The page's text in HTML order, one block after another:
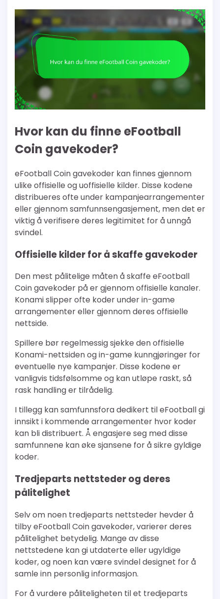
Hvor kan du finne eFootball
Coin gavekoder?
eFootball Coin gavekoder kan finnes gjennom
ulike offisielle og uoffisielle kilder. Disse kodene
distribueres ofte under kampanjearrangementer
eller gjennom samfunnsengasjement, men det er
viktig å verifisere deres legitimitet for å unngå
svindel.
Offisielle kilder for å skaffe gavekoder
Den mest pålitelige måten å skaffe eFootball
Coin gavekoder på er gjennom offisielle kanaler.
Konami slipper ofte koder under in-game
arrangementer eller gjennom deres offisielle
nettside.
Spillere bør regelmessig sjekke den offisielle
Konami-nettsiden og in-game kunngjøringer for
eventuelle nye kampanjer. Disse kodene er
vanligvis tidsfølsomme og kan utløpe raskt, så
rask handling er tilrådelig.
I tillegg kan samfunnsfora dedikert til eFootball gi
innsikt i kommende arrangementer hvor koder
kan bli distribuert. Å engasjere seg med disse
samfunnene kan øke sjansene for å sikre gyldige
koder.
Tredjeparts nettsteder og deres
pålitelighet
Selv om noen tredjeparts nettsteder hevder å
tilby eFootball Coin gavekoder, varierer deres
pålitelighet betydelig. Mange av disse
nettstedene kan gi utdaterte eller ugyldige
koder, og noen kan være svindel designet for å
samle inn personlig informasjon.
For å vurdere påliteligheten til et tredjeparts